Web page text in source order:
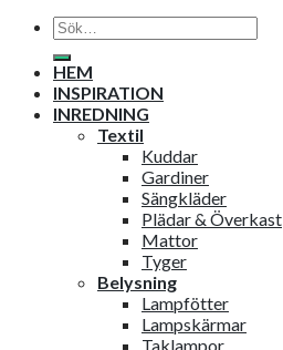
Sök
efter:
HEM
INSPIRATION
INREDNING
Textil
Kuddar
Gardiner
Sängkläder
Plädar & Överkast
Mattor
Tyger
Belysning
Lampfötter
Lampskärmar
Taklampor